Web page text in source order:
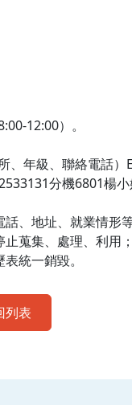
12:00）。
、年級、聯絡電
分機6801楊小
、地址、就業情
蒐集、處理、利
統一銷毀。
列表